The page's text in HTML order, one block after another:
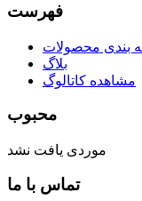
فهرست
بندی محصولات
بلاگ
مشاهده کاتالوگ
محبوب
موردی یافت نشد
تماس با ما